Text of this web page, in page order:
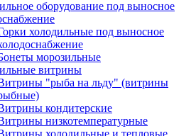
оборудование под выносное
холодильные под выносное
морозильные
витрины
"рыба на льду" (витрины
кондитерские
низкотемпературные
холодильные и тепловые